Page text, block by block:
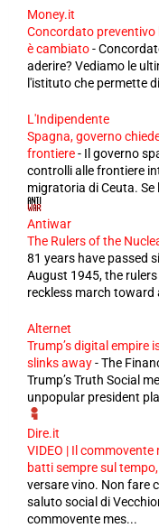
Money.it
Concordato preventivo
è cambiato-
aderire? Vediamo le
l'istituto che permette
L'Indipendente
Spagna, governo
frontiere- Il governo
controlli alle frontiere
migratoria di Ceuta. Se
Antiwar
The Rulers of the
81 years have passed
August 1945, the
reckless march toward
Alternet
Trump’s digital empire
slinks away-The
Trump’s Truth Social
unpopular president
Dire.it
VIDEO | Il commovente
batti sempre sul
versare vino. Non fare
saluto social di
commovente mes...